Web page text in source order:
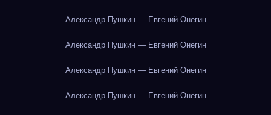
Александр Пушкин — Евгений Онегин
Александр Пушкин — Евгений Онегин
Александр Пушкин — Евгений Онегин
Александр Пушкин — Евгений Онегин